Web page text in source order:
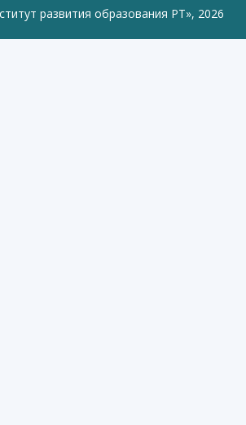
развития образования РТ», 2026